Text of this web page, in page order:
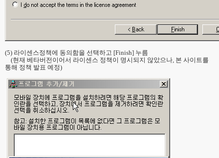
(5) 라이센스정책에 동의함을 선택하고 [Finish] 누름
(현재 베타버전이어서 라이센스 정책이 명시되지 않았으나, 본 사이트를
통해 정책 발표 예정)